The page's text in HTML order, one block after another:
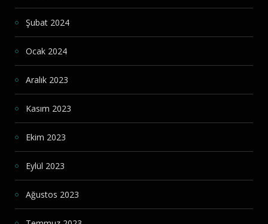
Şubat 2024
Ocak 2024
Aralık 2023
Kasım 2023
Ekim 2023
Eylül 2023
Ağustos 2023